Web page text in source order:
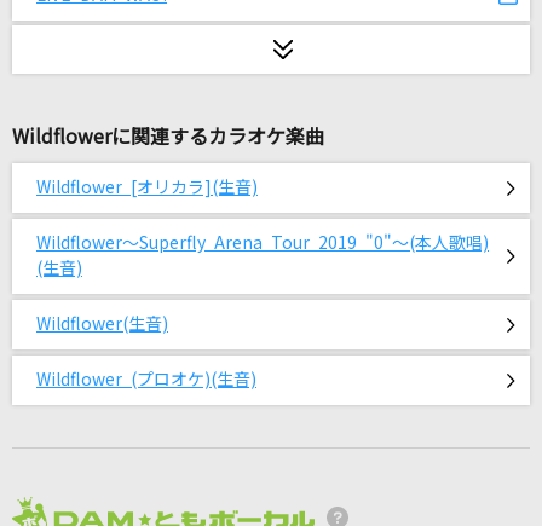
Present
FAKE TYPE.
ロマンチシズム
Mrs. GREEN APPLE
シルシ
LiSA
ちょっと、せつないな
ロードオブメジャー
Wildflowerに関連するカラオケ楽曲
Wildflower [オリカラ](生音)
Wildflower～Superfly Arena Tour 2019 "0"～(本人歌唱)
(生音)
Wildflower(生音)
Wildflower (プロオケ)(生音)